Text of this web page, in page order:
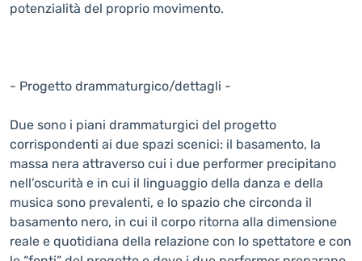
potenzialità del proprio movimento.
- Progetto drammaturgico/dettagli -
Due sono i piani drammaturgici del progetto
corrispondenti ai due spazi scenici: il basamento, la
massa nera attraverso cui i due performer precipitano
nell’oscurità e in cui il linguaggio della danza e della
musica sono prevalenti, e lo spazio che circonda il
basamento nero, in cui il corpo ritorna alla dimensione
reale e quotidiana della relazione con lo spettatore e con